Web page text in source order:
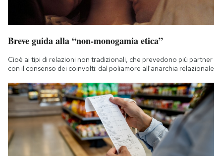
Breve guida alla “non-monogamia etica”
Cioè ai tipi di relazioni non tradizionali, che prevedono più partner
con il consenso dei coinvolti: dal poliamore all'anarchia relazionale